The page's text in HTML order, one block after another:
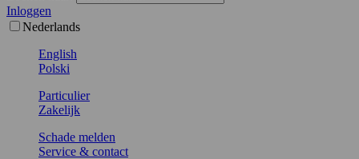
Inloggen
Nederlands
English
Polski
Particulier
Zakelijk
Schade melden
Service & contact